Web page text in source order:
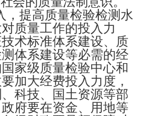
，提高质量检验检测水
质量工作的投入力
术标准体系建设、质
体系建设等必需的经
家级质量检验中心和
加大经费投入力度，
科技、国土资源等部
府要在资金、用地等